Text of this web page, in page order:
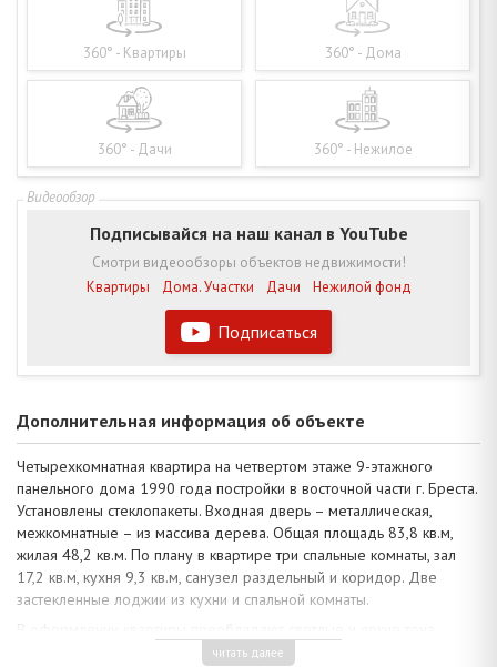
360° - Квартиры 360° - Дома
360° - Дачи 360° - Нежилое
Подписаться
Подписывайся на наш канал в YouTube
Смотри видеообзоры объектов недвижимости!
Квартиры
Дома. Участки Дачи Нежилой фонд
Дополнительная информация об объекте
Четырехкомнатная квартира на четвертом этаже 9-этажного
панельного дома 1990 года постройки в восточной части г. Бреста.
Установлены стеклопакеты. Входная дверь – металлическая,
межкомнатные – из массива дерева. Общая площадь 83,8 кв.м,
жилая 48,2 кв.м. По плану в квартире три спальные комнаты, зал
17,2 кв.м, кухня 9,3 кв.м, санузел раздельный и коридор. Две
застекленные лоджии из кухни и спальной комнаты.
классические тенденции, сделан хороший ремонт: потолки высотой
читать далее